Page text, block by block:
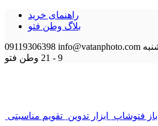
راهنمای خرید
بلاگ وطن فتو
09119306398 info@vatanphoto.com
9 - 21
وطن فتو
فتوشاپ ابزار تدوین تقویم مناسبتی